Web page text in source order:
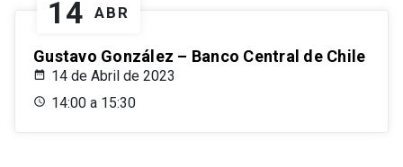
14 ABR
Gustavo González – Banco Central de Chile
14 de Abril de 2023
14:00 a 15:30